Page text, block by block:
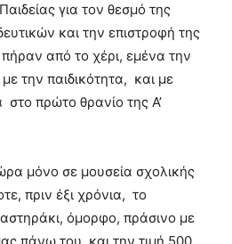
για τον θεσμό της
και την επιστροφή της
από το χέρι, εμένα την
την παιδικότητα, και με
πρώτο θρανίο της Α’
μόνο σε μουσεία σχολικής
πριν έξι χρόνια, το
όμορφο, πράσινο με